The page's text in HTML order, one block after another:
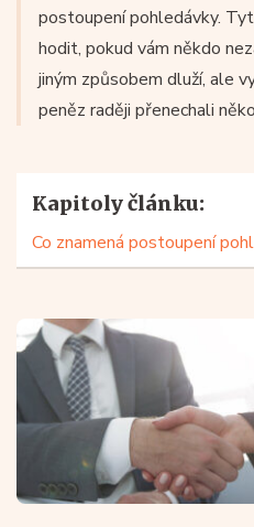
postoupení pohledávky.
hodit, pokud vám někdo
jiným způsobem dluží, ale
peněz raději přenechali
Kapitoly článku:
Co znamená postoupení